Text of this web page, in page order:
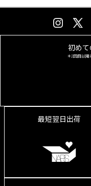
初め
＊2回目以降
最短翌日出荷